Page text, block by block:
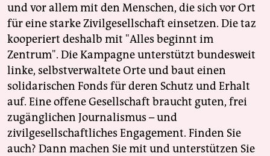
und vor allem mit den Menschen, die sich vor Ort
für eine starke Zivilgesellschaft einsetzen. Die taz
kooperiert deshalb mit "Alles beginnt im
Zentrum". Die Kampagne unterstützt bundesweit
linke, selbstverwaltete Orte und baut einen
solidarischen Fonds für deren Schutz und Erhalt
auf. Eine offene Gesellschaft braucht guten, frei
zugänglichen Journalismus – und
zivilgesellschaftliches Engagement. Finden Sie
auch? Dann machen Sie mit und unterstützen Sie